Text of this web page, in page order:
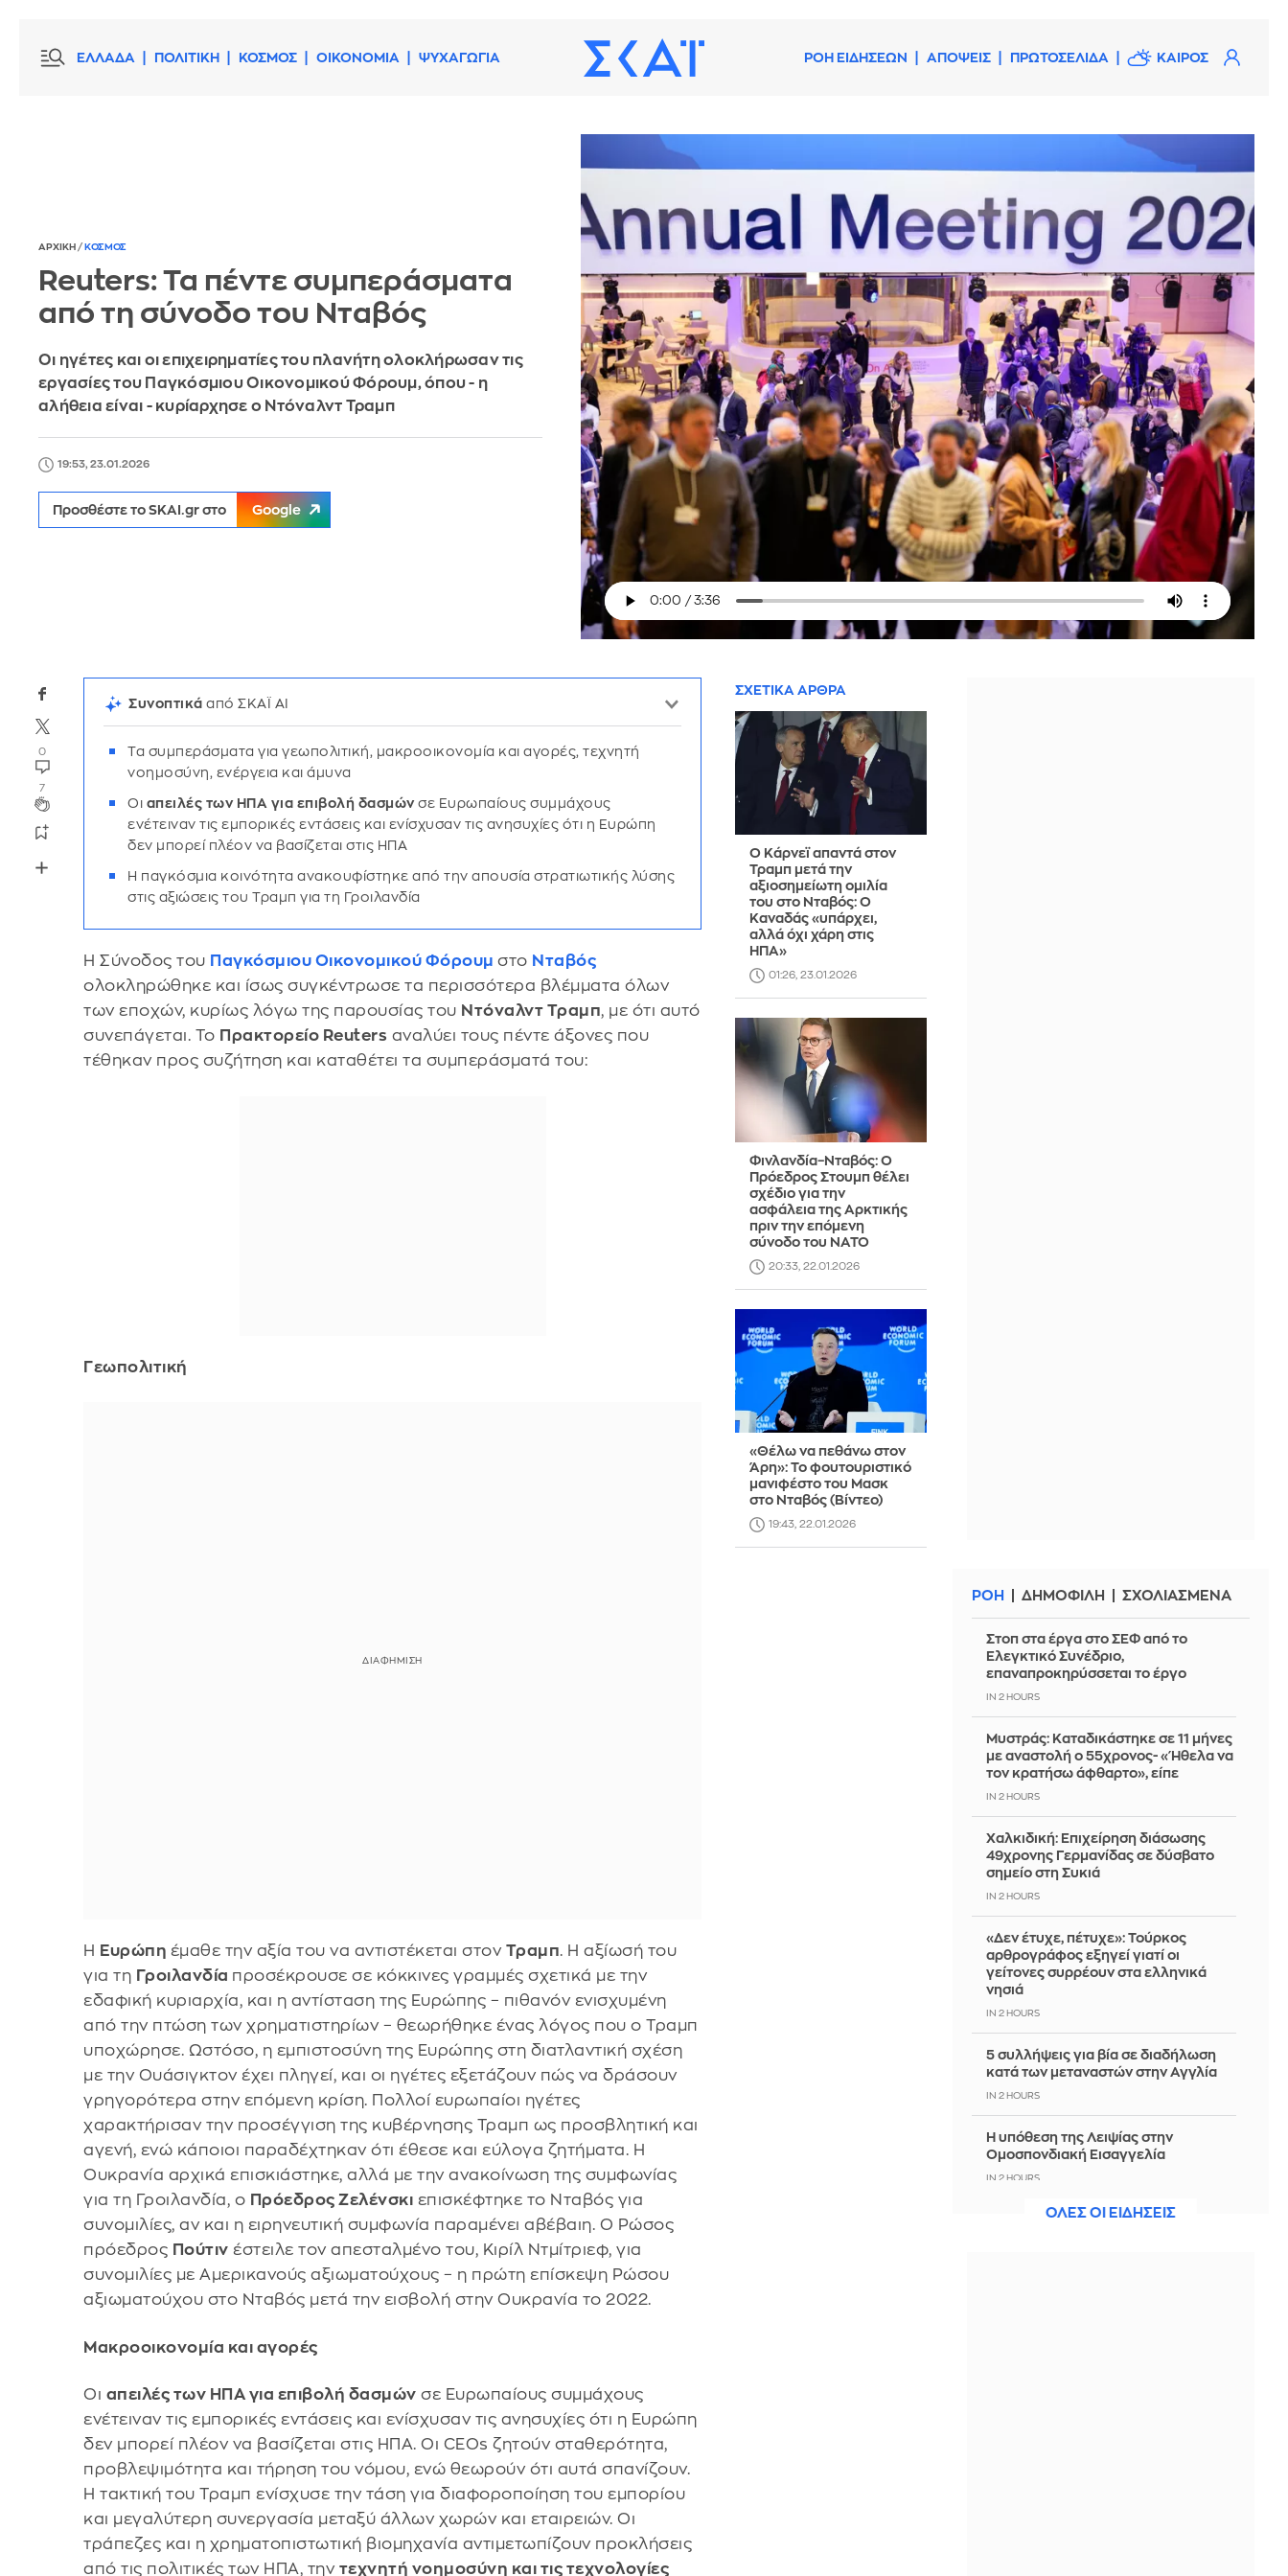
ΕΛΛΑΔΑ ΠΟΛΙΤΙΚΗ ΚΟΣΜΟΣ ΟΙΚΟΝΟΜΙΑ ΨΥΧΑΓΩΓΙΑ ΡΟΗ ΕΙΔΗΣΕΩΝ ΑΠΟΨΕΙΣ ΠΡΩΤΟΣΕΛΙΔΑ ΚΑΙΡΟΣ
ΑΡΧΙΚΗ / ΚΟΣΜΟΣ
Reuters: Τα πέντε συμπεράσματα
από τη σύνοδο του Νταβός
Οι ηγέτες και οι επιχειρηματίες του πλανήτη ολοκλήρωσαν τις
εργασίες του Παγκόσμιου Οικονομικού Φόρουμ, όπου - η
αλήθεια είναι - κυρίαρχησε ο Ντόναλντ Τραμπ
19:53, 23.01.2026
Προσθέστε το SKAI.gr στο Google
0
7
Συνοπτικάαπό ΣΚΑΪ AI
Τα συμπεράσματα για γεωπολιτική, μακροοικονομία και αγορές, τεχνητή
νοημοσύνη, ενέργεια και άμυνα
Οι απειλές των ΗΠΑ για επιβολή δασμώνσε Ευρωπαίους συμμάχους
ενέτειναν τις εμπορικές εντάσεις και ενίσχυσαν τις ανησυχίες ότι η Ευρώπη
δεν μπορεί πλέον να βασίζεται στις ΗΠΑ
Η παγκόσμια κοινότητα ανακουφίστηκε από την απουσία στρατιωτικής λύσης
στις αξιώσεις του Τραμπ για τη Γροιλανδία
Η Σύνοδος του Παγκόσμιου Οικονομικού Φόρουμ στο Νταβός
ολοκληρώθηκε και ίσως συγκέντρωσε τα περισσότερα βλέμματα όλων
των εποχών, κυρίως λόγω της παρουσίας του Ντόναλντ Τραμπ, με ότι αυτό
συνεπάγεται. Το Πρακτορείο Reuters αναλύει τους πέντε άξονες που
τέθηκαν προς συζήτηση και καταθέτει τα συμπεράσματά του:
Γεωπολιτική
Η Ευρώπη έμαθε την αξία του να αντιστέκεται στον Τραμπ. Η αξίωσή του
για τη Γροιλανδία προσέκρουσε σε κόκκινες γραμμές σχετικά με την
εδαφική κυριαρχία, και η αντίσταση της Ευρώπης – πιθανόν ενισχυμένη
από την πτώση των χρηματιστηρίων – θεωρήθηκε ένας λόγος που ο Τραμπ
υποχώρησε. Ωστόσο, η εμπιστοσύνη της Ευρώπης στη διατλαντική σχέση
με την Ουάσιγκτον έχει πληγεί, και οι ηγέτες εξετάζουν πώς να δράσουν
γρηγορότερα στην επόμενη κρίση. Πολλοί ευρωπαίοι ηγέτες
χαρακτήρισαν την προσέγγιση της κυβέρνησης Τραμπ ως προσβλητική και
αγενή, ενώ κάποιοι παραδέχτηκαν ότι έθεσε και εύλογα ζητήματα. Η
Ουκρανία αρχικά επισκιάστηκε, αλλά με την ανακοίνωση της συμφωνίας
για τη Γροιλανδία, ο Πρόεδρος Ζελένσκι επισκέφτηκε το Νταβός για
συνομιλίες, αν και η ειρηνευτική συμφωνία παραμένει αβέβαιη. Ο Ρώσος
πρόεδρος Πούτιν έστειλε τον απεσταλμένο του, Κιρίλ Ντμίτριεφ, για
συνομιλίες με Αμερικανούς αξιωματούχους – η πρώτη επίσκεψη Ρώσου
αξιωματούχου στο Νταβός μετά την εισβολή στην Ουκρανία το 2022.
Μακροοικονομία και αγορές
Οι απειλές των ΗΠΑ για επιβολή δασμών σε Ευρωπαίους συμμάχους
ενέτειναν τις εμπορικές εντάσεις και ενίσχυσαν τις ανησυχίες ότι η Ευρώπη
δεν μπορεί πλέον να βασίζεται στις ΗΠΑ. Οι CEOs ζητούν σταθερότητα,
προβλεψιμότητα και τήρηση του νόμου, ενώ θεωρούν ότι αυτά σπανίζουν.
Η τακτική του Τραμπ ενίσχυσε την τάση για διαφοροποίηση του εμπορίου
και μεγαλύτερη συνεργασία μεταξύ άλλων χωρών και εταιρειών. Οι
τράπεζες και η χρηματοπιστωτική βιομηχανία αντιμετωπίζουν προκλήσεις
από τις πολιτικές των ΗΠΑ, την τεχνητή νοημοσύνη και τις τεχνολογίες
ΣΧΕΤΙΚΑ ΑΡΘΡΑ
Ο Κάρνεϊ απαντά στον
Τραμπ μετά την
αξιοσημείωτη ομιλία
του στο Νταβός: Ο
Καναδάς «υπάρχει,
αλλά όχι χάρη στις
ΗΠΑ»
01:26, 23.01.2026
Φινλανδία–Νταβός: Ο
Πρόεδρος Στουμπ θέλει
σχέδιο για την
ασφάλεια της Αρκτικής
πριν την επόμενη
σύνοδο του ΝΑΤΟ
20:33, 22.01.2026
«Θέλω να πεθάνω στον
Άρη»: Το φουτουριστικό
μανιφέστο του Μασκ
στο Νταβός (Βίντεο)
19:43, 22.01.2026
ΡΟΗ ΔΗΜΟΦΙΛΗ ΣΧΟΛΙΑΣΜΕΝΑ
Στοπ στα έργα στο ΣΕΦ από το
Ελεγκτικό Συνέδριο,
επαναπροκηρύσσεται το έργο
IN 2 HOURS
Μυστράς: Καταδικάστηκε σε 11 μήνες
με αναστολή ο 55χρονος- «Ήθελα να
τον κρατήσω άφθαρτο», είπε
IN 2 HOURS
Χαλκιδική: Επιχείρηση διάσωσης
49χρονης Γερμανίδας σε δύσβατο
σημείο στη Συκιά
IN 2 HOURS
«Δεν έτυχε, πέτυχε»: Τούρκος
αρθρογράφος εξηγεί γιατί οι
γείτονες συρρέουν στα ελληνικά
νησιά
IN 2 HOURS
5 συλλήψεις για βία σε διαδήλωση
κατά των μεταναστών στην Αγγλία
IN 2 HOURS
Η υπόθεση της Λειψίας στην
Ομοσπονδιακή Εισαγγελία
IN 2 HOURS
Η ιστορία πίσω από τη διάσημη
ΟΛΕΣ ΟΙ ΕΙΔΗΣΕΙΣ